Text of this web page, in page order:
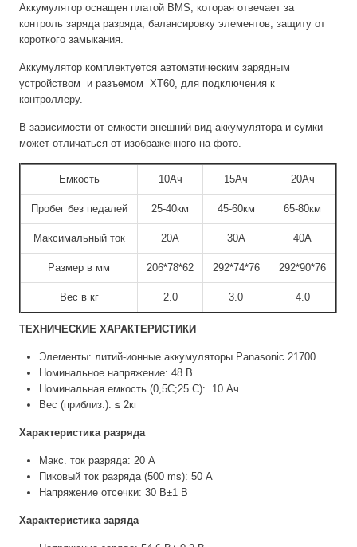
Аккумулятор оснащен платой BMS, которая отвечает за
контроль заряда разряда, балансировку элементов, защиту от
короткого замыкания.
Аккумулятор комплектуется автоматическим зарядным
устройством и разъемом ХТ60, для подключения к
контроллеру.
В зависимости от емкости внешний вид аккумулятора и сумки
может отличаться от изображенного на фото.
Емкость 10Ач 15Ач 20Ач
Пробег без педалей 25-40км 45-60км 65-80км
Максимальный ток 20А 30А 40А
Размер в мм 206*78*62 292*74*76 292*90*76
Вес в кг 2.0 3.0 4.0
ТЕХНИЧЕСКИЕ ХАРАКТЕРИСТИКИ
Элементы: литий-ионные аккумуляторы Panasonic 21700
Номинальное напряжение: 48 В
Номинальная емкость (0,5С;25 С): 10 Ач
Вес (приблиз.): ≤ 2кг
Характеристика разряда
Макс. ток разряда: 20 A
Пиковый ток разряда (500 ms): 50 A
Напряжение отсечки: 30 В±1 В
Характеристика заряда